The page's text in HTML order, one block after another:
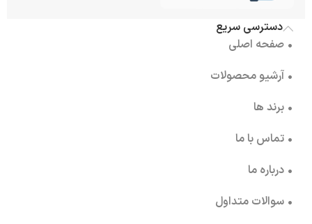
دسترسی سریع
• صفحه اصلی
• آرشیو محصولات
• برند ها
• تماس با ما
• درباره ما
• سوالات متداول